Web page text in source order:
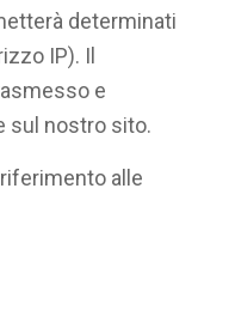
determinati
IP). Il
e
sul nostro sito.
alle